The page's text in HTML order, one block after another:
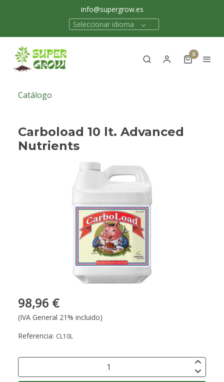
info@supergrow.es
Seleccionar idioma
0
Catálogo
Carboload 10 lt. Advanced
Nutrients
98,96 €
(IVA General 21% incluido)
Referencia: CL10L